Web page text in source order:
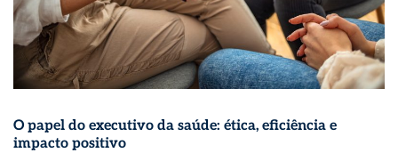
O papel do executivo da saúde: ética, eficiência e
impacto positivo